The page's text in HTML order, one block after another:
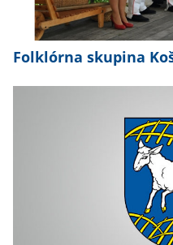
Folklórna skupina